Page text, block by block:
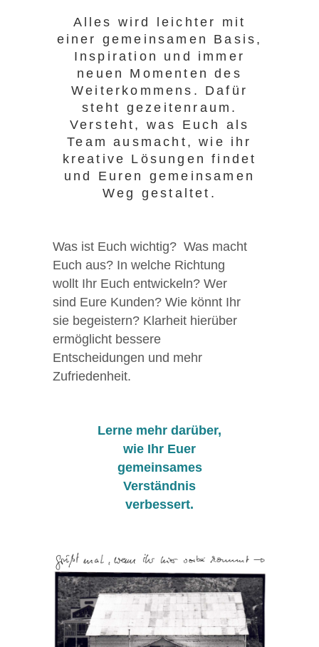
Alles wird leichter mit
einer gemeinsamen Basis,
Inspiration und immer
neuen Momenten des
Weiterkommens. Dafür
steht gezeitenraum.
Versteht, was Euch als
Team ausmacht, wie ihr
kreative Lösungen findet
und Euren gemeinsamen
Weg gestaltet.
Was ist Euch wichtig? Was macht
Euch aus? In welche Richtung
wollt Ihr Euch entwickeln? Wer
sind Eure Kunden? Wie könnt Ihr
sie begeistern? Klarheit hierüber
ermöglicht bessere
Entscheidungen und mehr
Zufriedenheit.
Lerne mehr darüber,
wie Ihr Euer
gemeinsames
Verständnis
verbessert.